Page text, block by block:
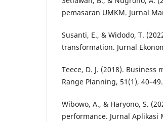
pemasaran UMKM. Jurnal
Susanti, E., & Widodo, T.
transformation. Jurnal
Teece, D. J. (2018).
Range Planning, 51(1), 40–49.
Wibowo, A., & Haryono, S.
performance. Jurnal Aplikasi